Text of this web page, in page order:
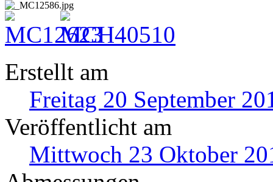
Erstellt am
Freitag 20 September
Veröffentlicht am
Mittwoch 23 Oktober